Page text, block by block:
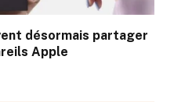
désormais partager
Apple